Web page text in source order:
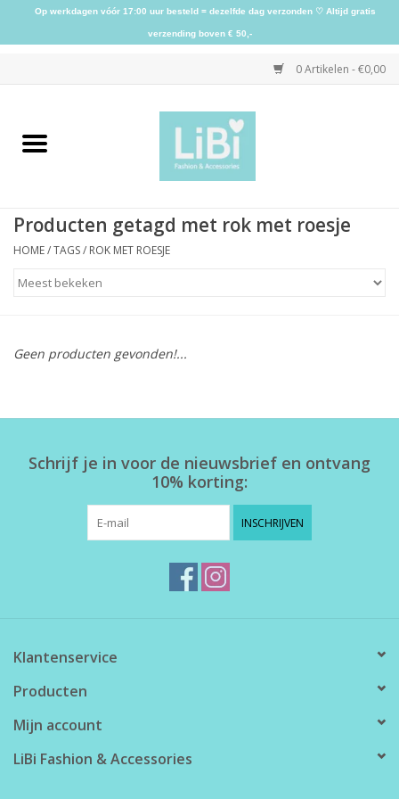
0 Artikelen - €0,00
Home
Schoenen
Herensokken
Producten getagd met rok met roesje
HOME/TAGS/ ROK MET ROESJE
Geen producten gevonden!...
Schrijf je in voor de nieuwsbrief en ontvang
10% korting:
INSCHRIJVEN
Klantenservice
Producten
Mijn account
LiBi Fashion & Accessories
Op werkdagen vóór 17:00 uur besteld = dezelfde dag verzonden ♡ Altijd gratis
verzending boven € 50,-